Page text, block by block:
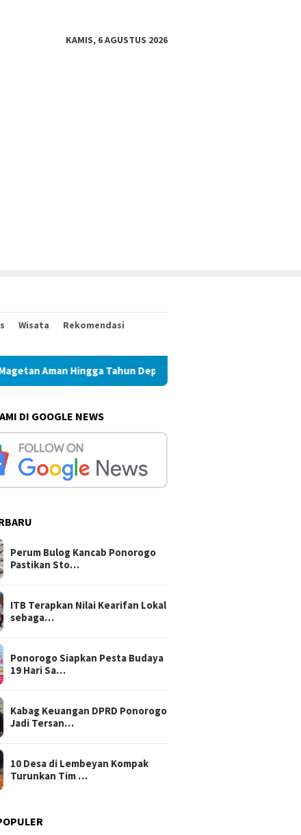
KAMIS, 6 AGUSTUS 2026
Wisata
Rekomendasi
Tahun Depan ITB Terapkan Nilai Kearifan Lokal
DI GOOGLE NEWS
Perum Bulog Kancab Ponorogo
Pastikan Sto…
ITB Terapkan Nilai Kearifan Lokal
sebaga…
Ponorogo Siapkan Pesta Budaya
19 Hari Sa…
Kabag Keuangan DPRD Ponorogo
Jadi Tersan…
10 Desa di Lembeyan Kompak
Turunkan Tim …